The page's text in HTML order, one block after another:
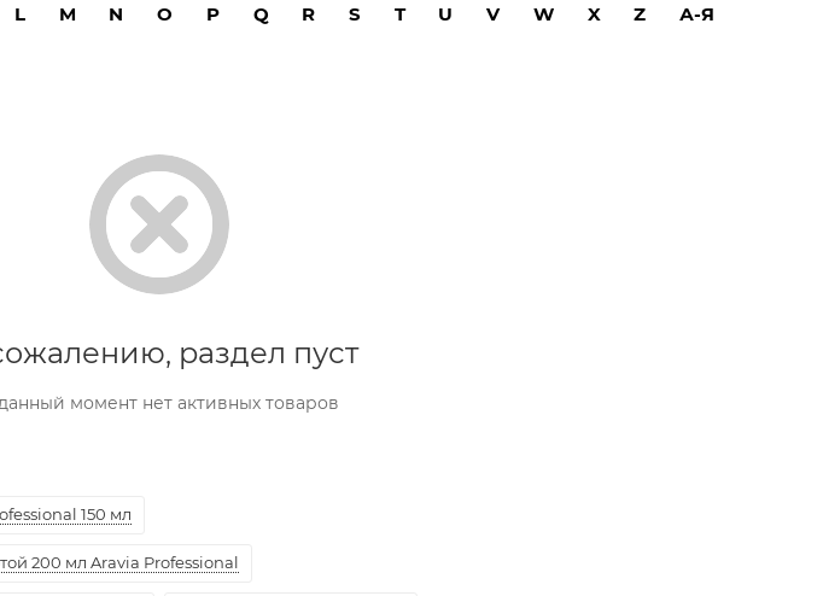
L M N O P Q R S T U V W X Z А-Я
раздел пуст
момент нет активных товаров
150 мл
200 мл Aravia Professional